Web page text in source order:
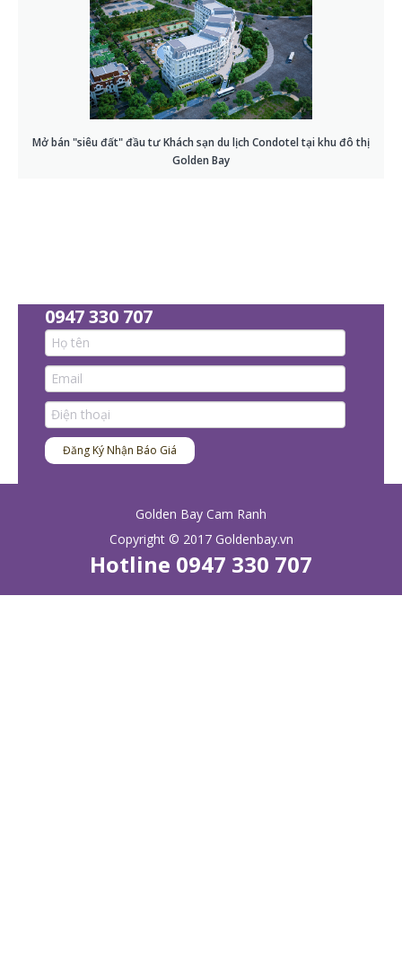
Mở bán "siêu đất" đầu tư Khách sạn du lịch Condotel tại khu đô thị
Golden Bay
‎0947 330 707
Golden Bay Cam Ranh
Copyright © 2017 Goldenbay.vn
Hotline ‎0947 330 707